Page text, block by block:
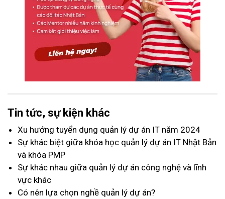
Tin tức, sự kiện khác
Xu hướng tuyển dụng quản lý dự án IT năm 2024
Sự khác biệt giữa khóa học quản lý dự án IT Nhật Bản
và khóa PMP
Sự khác nhau giữa quản lý dự án công nghệ và lĩnh
vực khác
Có nên lựa chọn nghề quản lý dự án?